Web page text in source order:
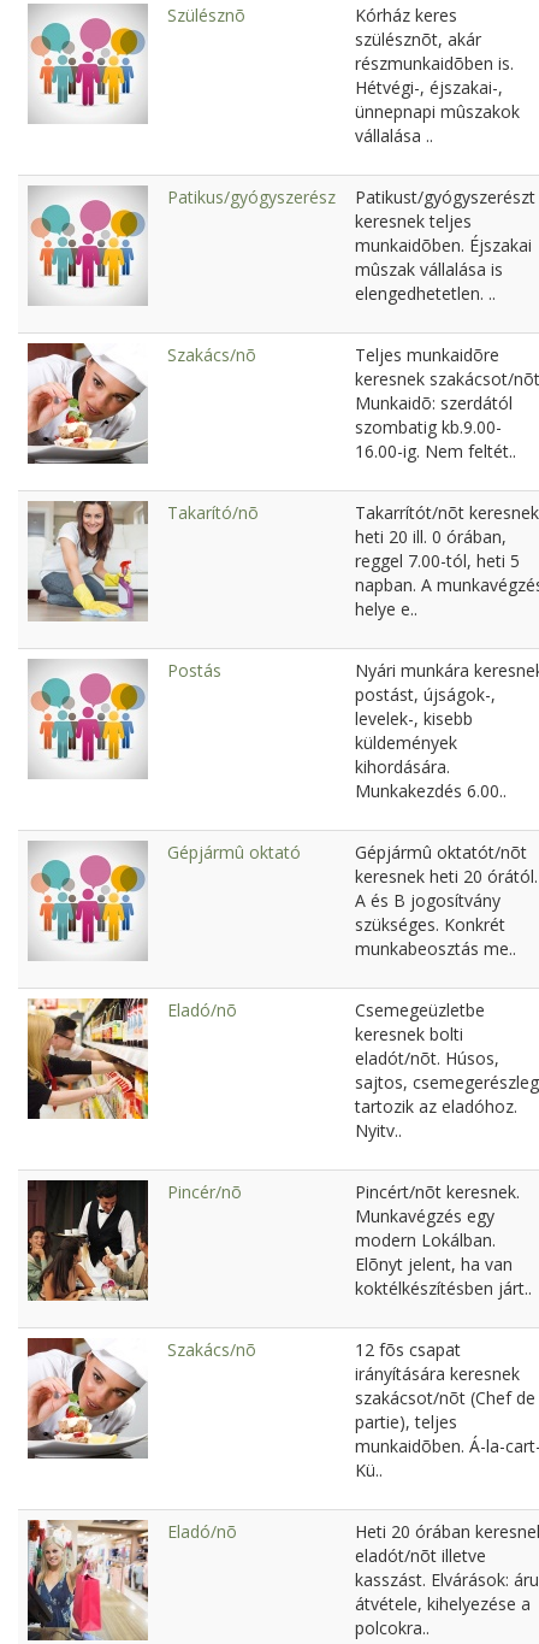
Szülésznõ
Kórház keres
szülésznõt, akár
részmunkaidõben is.
Hétvégi-, éjszakai-,
ünnepnapi mûszakok
vállalása ..
Patikus/gyógyszerész
Patikust/gyógyszerészt
keresnek teljes
munkaidõben. Éjszakai
mûszak vállalása is
elengedhetetlen. ..
Szakács/nõ
Teljes munkaidõre
keresnek szakácsot/
Munkaidõ: szerdától
szombatig kb.9.00-
16.00-ig. Nem feltét..
Takarító/nõ
Takarrítót/nõt keresnek
heti 20 ill. 0 órában,
reggel 7.00-tól, heti 5
napban. A
helye e..
Postás
Nyári munkára
postást, újságok-,
levelek-, kisebb
küldemények
kihordására.
Munkakezdés 6.00..
Gépjármû oktató
Gépjármû oktatót/nõt
keresnek heti 20 órától.
A és B jogosítvány
szükséges. Konkrét
munkabeosztás me..
Eladó/nõ
Csemegeüzletbe
keresnek bolti
eladót/nõt. Húsos,
sajtos, csemegerészleg
tartozik az eladóhoz.
Nyitv..
Pincér/nõ
Pincért/nõt keresnek.
Munkavégzés egy
modern Lokálban.
Elõnyt jelent, ha van
koktélkészítésben járt..
Szakács/nõ
12 fõs csapat
irányítására keresnek
szakácsot/nõt (Chef de
partie), teljes
munkaidõben. Á-la-
Kü..
Eladó/nõ
Heti 20 órában
eladót/nõt illetve
kasszást. Elvárások: áru
átvétele, kihelyezése a
polcokra..